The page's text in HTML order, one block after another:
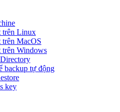
trên Linux
trên MacOS
trên Windows
backup tự động
key